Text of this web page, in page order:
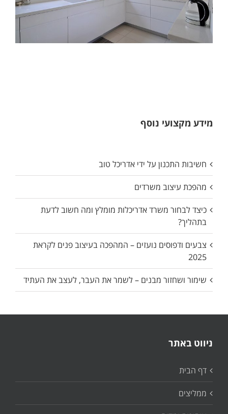
מידע מקצועי נוסף
חשיבות התכנון על ידי אדריכל טוב
מהפכת עיצוב משרדים
כיצד לבחור משרד אדריכלות מומלץ ומה חשוב לדעת
בתהליך?
צבעים ודפוסים נועזים – המהפכה בעיצוב פנים לקראת
2025
שימור ושחזור מבנים – לשמר את העבר, לעצב את העתיד
ניווט באתר
דף הבית
ממליצים